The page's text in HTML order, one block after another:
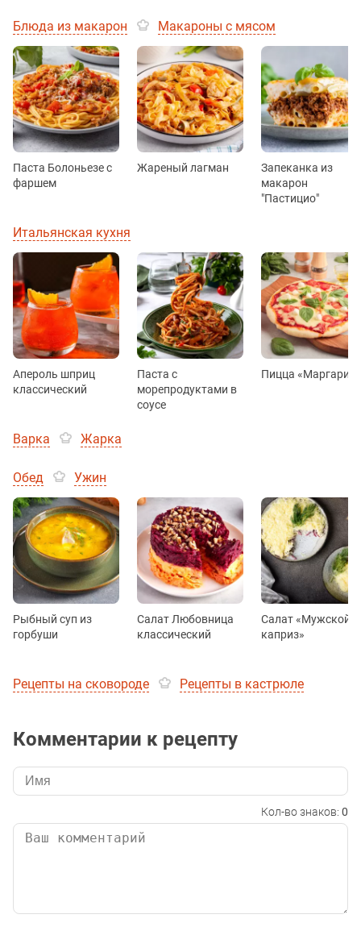
Блюда из макарон Макароны с мясом
Паста Болоньезе с
фаршем
Жареный лагман
Запеканка из
макарон
"Пастицио"
Итальянская кухня
Апероль шприц
классический
Паста с
морепродуктами в
соусе
Пицца
Варка Жарка
Обед Ужин
Рыбный суп из
горбуши
Салат Любовница
классический
Салат «Мужской
каприз»
Рецепты на сковороде Рецепты в кастрюле
Комментарии к рецепту
Кол-во знаков: 0